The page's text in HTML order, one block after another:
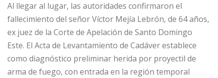
Al llegar al lugar, las autoridades confirmaron el
fallecimiento del señor Víctor Mejía Lebrón, de 64 años,
ex juez de la Corte de Apelación de Santo Domingo
Este. El Acta de Levantamiento de Cadáver establece
como diagnóstico preliminar herida por proyectil de
arma de fuego, con entrada en la región temporal